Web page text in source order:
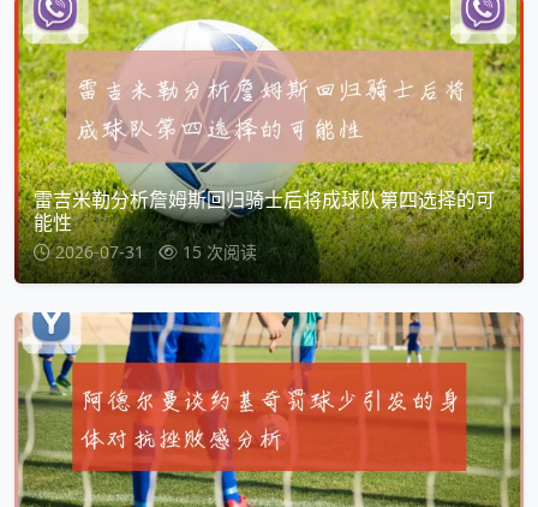
雷吉米勒分析詹姆斯回归骑士后将成球队第四选择的可
能性
2026-07-31 15 次阅读